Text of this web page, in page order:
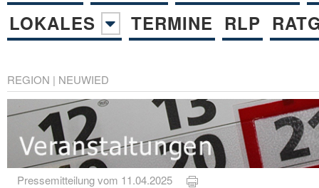
LOKALES
TERMINE RLP
REGION | NEUWIED
Pressemitteilung vom 11.04.2025